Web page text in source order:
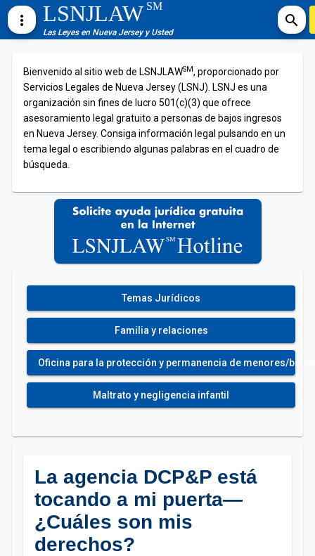
more_vert LSNJLAWSM
Las Leyes en Nueva Jersey y Usted
search
Bienvenido al sitio web de LSNJLAWSM, proporcionado por
Servicios Legales de Nueva Jersey (LSNJ). LSNJ es una
organización sin fines de lucro 501(c)(3) que ofrece
asesoramiento legal gratuito a personas de bajos ingresos
en Nueva Jersey. Consiga información legal pulsando en un
tema legal o escribiendo algunas palabras en el cuadro de
búsqueda.
Temas Jurídicos
Familia y relaciones
Oficina para la protección y permanencia de menores/
Maltrato y negligencia infantil
La agencia DCP&P está
tocando a mi puerta—
¿Cuáles son mis
derechos?